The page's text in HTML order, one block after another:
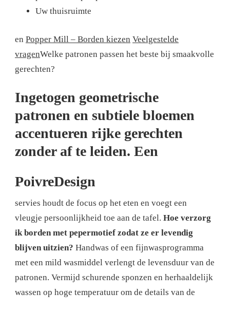
Uw thuisruimte
en Popper Mill – Borden kiezen Veelgestelde
vragenWelke patronen passen het beste bij smaakvolle
gerechten?
Ingetogen geometrische
patronen en subtiele bloemen
accentueren rijke gerechten
zonder af te leiden. Een
PoivreDesign
servies houdt de focus op het eten en voegt een
vleugje persoonlijkheid toe aan de tafel. Hoe verzorg
ik borden met pepermotief zodat ze er levendig
blijven uitzien? Handwas of een fijnwasprogramma
met een mild wasmiddel verlengt de levensduur van de
patronen. Vermijd schurende sponzen en herhaaldelijk
wassen op hoge temperatuur om de details van de